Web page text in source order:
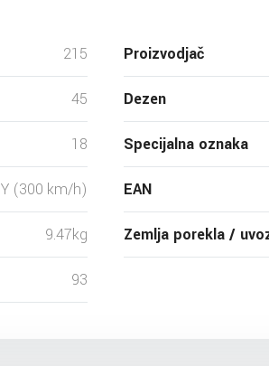
215
45
18
Y (300 km/h)
9.47kg
93
Proizvodjač
Dezen
Specijalna oznaka
EAN
Zemlja porekla /